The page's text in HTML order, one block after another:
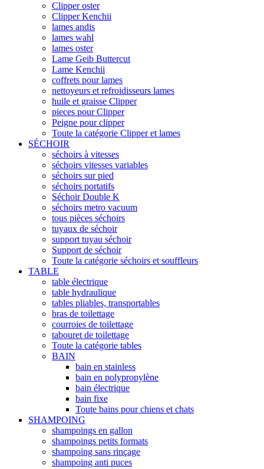
Clipper oster
Clipper Kenchii
lames andis
lames wahl
lames oster
Lame Geib Buttercut
Lame Kenchii
coffrets pour lames
nettoyeurs et refroidisseurs lames
huile et graisse Clipper
pieces pour Clipper
Peigne pour clipper
Toute la catégorie Clipper et lames
SÉCHOIR
séchoirs à vitesses
séchoirs vitesses variables
séchoirs sur pied
séchoirs portatifs
Séchoir Double K
séchoirs metro vacuum
tous pièces séchoirs
tuyaux de séchoir
support tuyau séchoir
Support de séchoir
Toute la catégorie séchoirs et souffleurs
TABLE
table électrique
table hydraulique
tables pliables, transportables
bras de toilettage
courroies de toilettage
tabouret de toilettage
Toute la catégorie tables
BAIN
bain en stainless
bain en polypropylène
bain électrique
bain fixe
Toute bains pour chiens et chats
SHAMPOING
shampoings en gallon
shampoings petits formats
shampoing sans rinçage
shampoing anti puces